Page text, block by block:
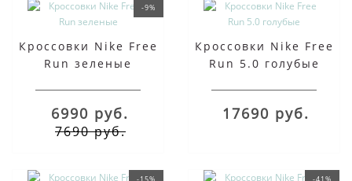
-9%
Кроссовки Nike Free
Run зеленые
6990 руб.
7690 руб.
Кроссовки Nike Free
Run 5.0 голубые
17690 руб.